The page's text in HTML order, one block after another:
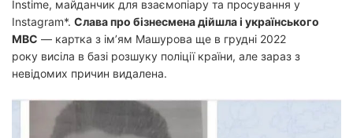
Instime, майданчик для взаємопіару та просування у
Instagram*. Слава про бізнесмена дійшла і українського
МВС — картка з ім’ям Машурова ще в грудні 2022
року висіла в базі розшуку поліції країни, але зараз з
невідомих причин видалена.